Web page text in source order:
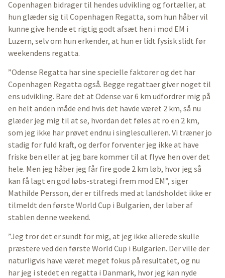
Copenhagen bidrager til hendes udvikling og fortæller, at
hun glæder sig til Copenhagen Regatta, som hun håber vil
kunne give hende et rigtig godt afsæt hen i mod EM i
Luzern, selv om hun erkender, at hun er lidt fysisk slidt før
weekendens regatta.
”Odense Regatta har sine specielle faktorer og det har
Copenhagen Regatta også. Begge regattaer giver noget til
ens udvikling. Bare det at Odense var 6 km udfordrer mig på
en helt anden måde end hvis det havde været 2 km, så nu
glæder jeg mig til at se, hvordan det føles at ro en 2 km,
som jeg ikke har prøvet endnu i singlesculleren. Vi træner jo
stadig for fuld kraft, og derfor forventer jeg ikke at have
friske ben eller at jeg bare kommer til at flyve hen over det
hele. Men jeg håber jeg får fire gode 2 km løb, hvor jeg så
kan få lagt en god løbs-strategi frem mod EM”, siger
Mathilde Persson, der er tilfreds med at landsholdet ikke er
tilmeldt den første World Cup i Bulgarien, der løber af
stablen denne weekend.
”Jeg tror det er sundt for mig, at jeg ikke allerede skulle
præstere ved den første World Cup i Bulgarien. Der ville der
naturligvis have været meget fokus på resultatet, og nu
har jeg i stedet en regatta i Danmark, hvor jeg kan nyde